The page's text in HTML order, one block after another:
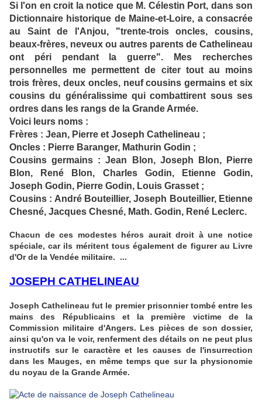
Si l'on en croit la notice que M. Célestin Port, dans son
Dictionnaire historique de Maine-et-Loire, a consacrée
au Saint de l'Anjou, "trente-trois oncles, cousins,
beaux-frères, neveux ou autres parents de Cathelineau
ont péri pendant la guerre". Mes recherches
personnelles me permettent de citer tout au moins
trois frères, deux oncles, neuf cousins germains et six
cousins du généralissime qui combattirent sous ses
ordres dans les rangs de la Grande Armée.
Voici leurs noms :
Frères : Jean, Pierre et Joseph Cathelineau ;
Oncles : Pierre Baranger, Mathurin Godin ;
Cousins germains : Jean Blon, Joseph Blon, Pierre
Blon, René Blon, Charles Godin, Etienne Godin,
Joseph Godin, Pierre Godin, Louis Grasset ;
Cousins : André Bouteillier, Joseph Bouteillier, Etienne
Chesné, Jacques Chesné, Math. Godin, René Leclerc.
Chacun de ces modestes héros aurait droit à une notice
spéciale, car ils méritent tous également de figurer au Livre
d'Or de la Vendée militaire. ...
JOSEPH CATHELINEAU
Joseph Cathelineau fut le premier prisonnier tombé entre les
mains des Républicains et la première victime de la
Commission militaire d'Angers. Les pièces de son dossier,
ainsi qu'on va le voir, renferment des détails on ne peut plus
instructifs sur le caractère et les causes de l'insurrection
dans les Mauges, en même temps que sur la physionomie
du noyau de la Grande Armée.